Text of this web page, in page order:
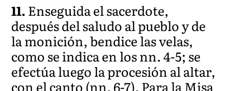
11.Enseguida el sacerdote,
después del saludo al pueblo y de
la monición, bendice las velas,
como se indica en los nn. 4-5; se
efectúa luego la procesión al altar,
con el canto (nn. 6-7). Para la Misa